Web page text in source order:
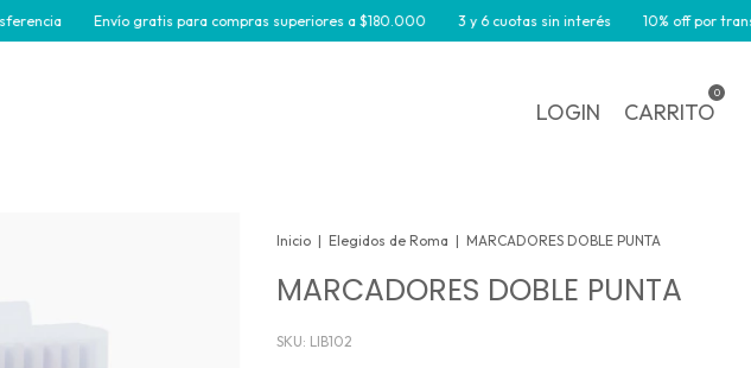
Envío gratis para compras superiores a $180.000 3 y 6 cuotas sin interés 10% off por transferencia
LOGIN CARRITO
0
Inicio | Elegidos de Roma | MARCADORES DOBLE PUNTA
MARCADORES DOBLE PUNTA
SKU: LIB102